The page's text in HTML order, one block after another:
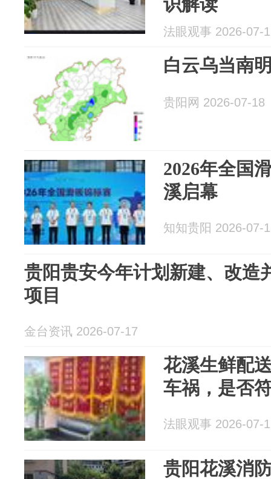
法眼观事 2026-07-
白云乌当南
贵阳网 2026-07-18
2026年全国
溪启幕
知知贵阳 2026-07-
贵阳贵安今年计划新建、改造
项目
金台资讯 2026-07-17
花溪生鲜配
车祸，是否
法眼观事 2026-07-
贵阳花溪消